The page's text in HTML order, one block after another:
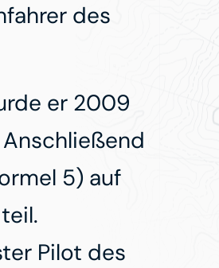
des
er 2009
5) auf
Pilot des